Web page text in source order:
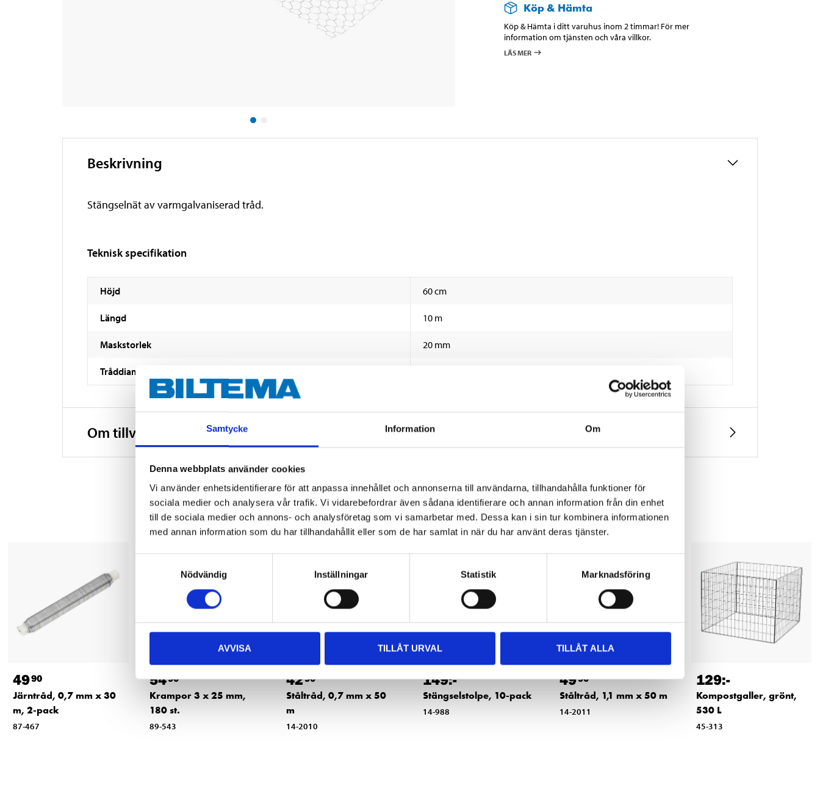
Samtycke Information Om
Denna webbplats använder cookies
Vi använder enhetsidentifierare för att anpassa innehållet och annonserna till användarna, tillhandahålla funktioner för
sociala medier och analysera vår trafik. Vi vidarebefordrar även sådana identifierare och annan information från din enhet
till de sociala medier och annons- och analysföretag som vi samarbetar med. Dessa kan i sin tur kombinera informationen
med annan information som du har tillhandahållit eller som de har samlat in när du har använt deras tjänster.
Nödvändig
Inställningar Statistik Marknadsföring
AVVISA TILLÅT URVAL TILLÅT ALLA
Köp & Hämta
Köp & Hämta i ditt varuhus inom 2 timmar! För mer
information om tjänsten och våra villkor.
LÄS MER
Beskrivning
Stängselnät av varmgalvaniserad tråd.
Teknisk specifikation
Höjd 60 cm
Längd 10 m
Maskstorlek 20 mm
Tråddiameter
Om tillverkaren
Andra kunder köpte också
4990
Järntråd, 0,7 mm x 30
m, 2-pack
87-467
5490
Krampor 3 x 25 mm,
180 st.
89-543
4290
Ståltråd, 0,7 mm x 50
m
14-2010
149:-
Stängselstolpe, 10-pack
14-988
4990
Ståltråd, 1,1 mm x 50 m
14-2011
129:-
Kompostgaller, grönt,
530 L
45-313